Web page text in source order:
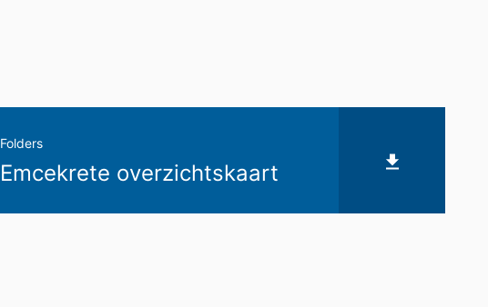
Folders
Emcekrete overzichtskaart